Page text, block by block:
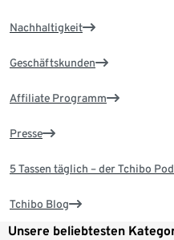
Nachhaltigkeit
Geschäftskunden
Affiliate Programm
Presse
5 Tassen täglich – der Tchibo
Tchibo Blog
Unsere beliebtesten